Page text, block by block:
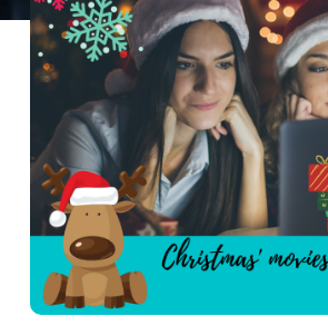
Cerca
per: